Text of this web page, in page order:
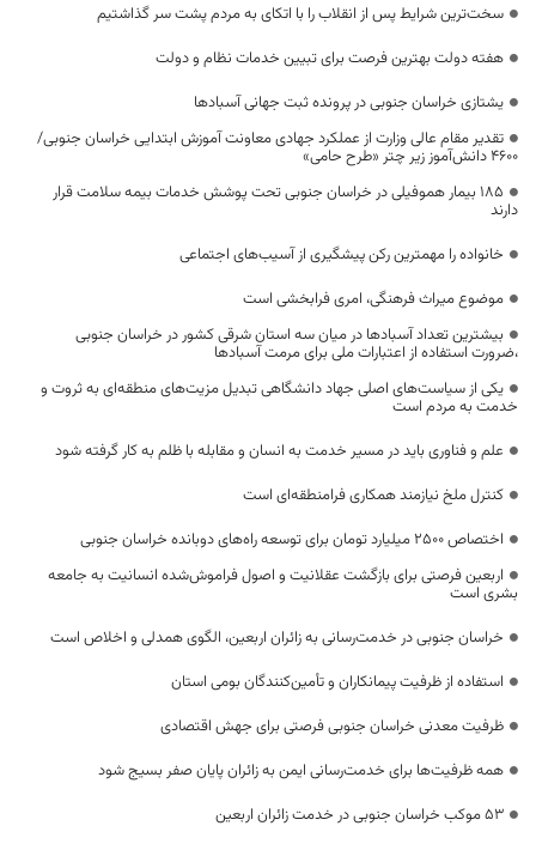
سخت‌ترین شرایط پس از انقلاب را با اتکای به مردم پشت سر گذاشتیم
هفته دولت بهترین فرصت برای تبیین خدمات نظام و دولت
یشتازی خراسان جنوبی در پرونده ثبت جهانی آسبادها
تقدیر مقام عالی وزارت از عملکرد جهادی معاونت آموزش ابتدایی خراسان جنوبی/
۴۶۰۰ دانش‌آموز زیر چتر «طرح حامی»
۱۸۵ بیمار هموفیلی در خراسان جنوبی تحت پوشش خدمات بیمه سلامت قرار
دارند
خانواده را مهمترین رکن پیشگیری از آسیب‌های اجتماعی
موضوع میراث فرهنگی، امری فرابخشی است
بیشترین تعداد آسبادها در میان سه استان شرقی کشور در خراسان جنوبی
،ضرورت استفاده از اعتبارات ملی برای مرمت آسبادها
یکی از سیاست‌های اصلی جهاد دانشگاهی تبدیل مزیت‌های منطقه‌ای به ثروت و
خدمت به مردم است
علم و فناوری باید در مسیر خدمت به انسان و مقابله با ظلم به کار گرفته شود
کنترل ملخ نیازمند همکاری فرامنطقه‌ای است
اختصاص 2500 میلیارد تومان برای توسعه راه‌های دوبانده خراسان جنوبی
اربعین فرصتی برای بازگشت عقلانیت و اصول فراموش‌شده انسانیت به جامعه
بشری است
خراسان جنوبی در خدمت‌رسانی به زائران اربعین، الگوی همدلی و اخلاص است
استفاده از ظرفیت پیمانکاران و تأمین‌کنندگان بومی استان
ظرفیت معدنی خراسان جنوبی فرصتی برای جهش اقتصادی
همه ظرفیت‌ها برای خدمت‌رسانی ایمن به زائران پایان صفر بسیج شود
53 موکب خراسان جنوبی در خدمت زائران اربعین